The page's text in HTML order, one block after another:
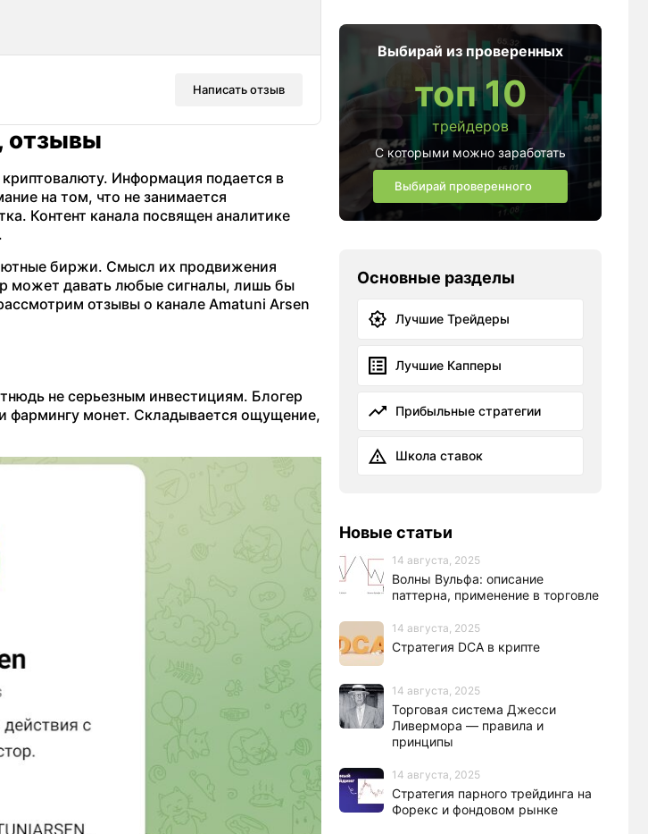
Написать отзыв
отзывы
Информация подается в
на том, что не занимается
Контент канала посвящен аналитике
биржи. Смысл их продвижения
может давать любые сигналы, лишь бы
отзывы о канале Amatuni Arsen
не серьезным инвестициям. Блогер
фармингу монет. Складывается ощущение,
Выбирай из проверенных
топ 10
трейдеров
С которыми можно заработать
Выбирай проверенного
Основные разделы
Лучшие Трейдеры
Лучшие Капперы
Прибыльные стратегии
Школа ставок
Новые статьи
14 августа, 2025
Волны Вульфа: описание
паттерна, применение в торговле
14 августа, 2025
Стратегия DCA в крипте
14 августа, 2025
Торговая система Джесси
Ливермора — правила и
принципы
14 августа, 2025
Стратегия парного трейдинга на
Форекс и фондовом рынке